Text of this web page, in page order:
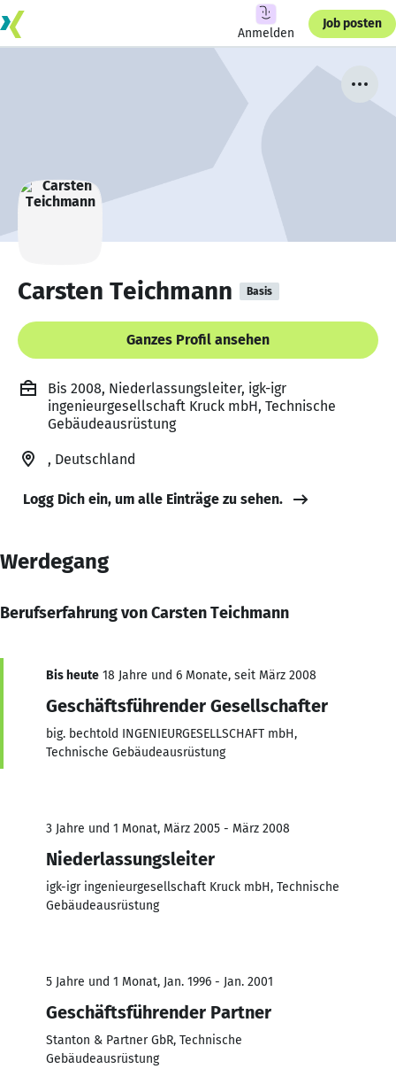
Anmelden
Job posten
Carsten Teichmann Basis
Ganzes Profil ansehen
Bis 2008, Niederlassungsleiter, igk-igr
ingenieurgesellschaft Kruck mbH, Technische
Gebäudeausrüstung
, Deutschland
Logg Dich ein, um alle Einträge zu sehen.
Werdegang
Berufserfahrung von Carsten Teichmann
Bis heute 18 Jahre und 6 Monate, seit März 2008
Geschäftsführender Gesellschafter
big. bechtold INGENIEURGESELLSCHAFT mbH,
Technische Gebäudeausrüstung
3 Jahre und 1 Monat, März 2005 - März 2008
Niederlassungsleiter
igk-igr ingenieurgesellschaft Kruck mbH, Technische
Gebäudeausrüstung
5 Jahre und 1 Monat, Jan. 1996 - Jan. 2001
Geschäftsführender Partner
Stanton & Partner GbR, Technische
Gebäudeausrüstung